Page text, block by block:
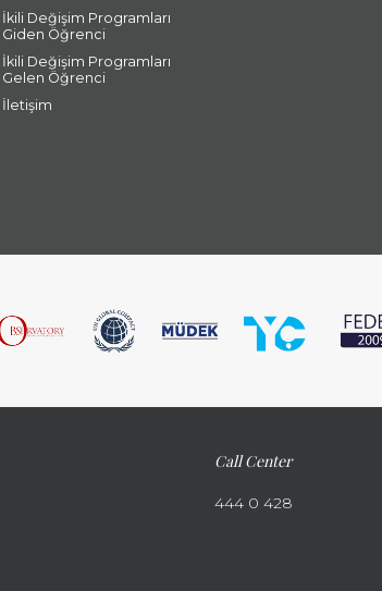
İkili Değişim Programları
Giden Öğrenci
İkili Değişim Programları
Gelen Öğrenci
İletişim
Call Center
444 0 428